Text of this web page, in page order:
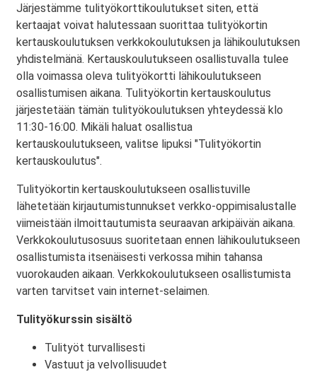
Järjestämme tulityökorttikoulutukset siten, että
kertaajat voivat halutessaan suorittaa tulityökortin
kertauskoulutuksen verkkokoulutuksen ja lähikoulutuksen
yhdistelmänä. Kertauskoulutukseen osallistuvalla tulee
olla voimassa oleva tulityökortti lähikoulutukseen
osallistumisen aikana. Tulityökortin kertauskoulutus
järjestetään tämän tulityökoulutuksen yhteydessä klo
11:30-16:00. Mikäli haluat osallistua
kertauskoulutukseen, valitse lipuksi "Tulityökortin
kertauskoulutus".
Tulityökortin kertauskoulutukseen osallistuville
lähetetään kirjautumistunnukset verkko-oppimisalustalle
viimeistään ilmoittautumista seuraavan arkipäivän aikana.
Verkkokoulutusosuus suoritetaan ennen lähikoulutukseen
osallistumista itsenäisesti verkossa mihin tahansa
vuorokauden aikaan. Verkkokoulutukseen osallistumista
varten tarvitset vain internet-selaimen.
Tulityökurssin sisältö
Tulityöt turvallisesti
Vastuut ja velvollisuudet